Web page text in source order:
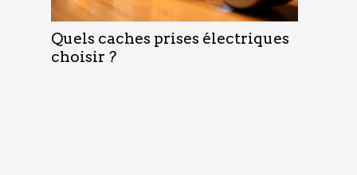
Quels caches prises électriques
choisir ?